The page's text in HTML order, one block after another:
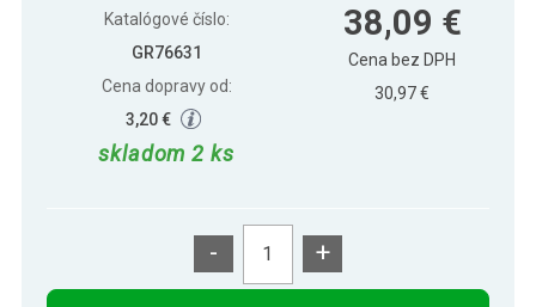
Katalógové číslo:
GR76631
Cena dopravy od:
3,20 €
skladom 2 ks
38,09 €
Cena bez DPH
30,97 €
- +